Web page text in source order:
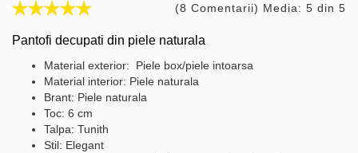
(8 Comentarii) Media: 5 din 5
Pantofi decupati din piele naturala
Material exterior: Piele box/piele intoarsa
Material interior: Piele naturala
Brant: Piele naturala
Toc: 6 cm
Talpa: Tunith
Stil: Elegant